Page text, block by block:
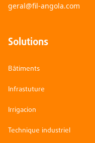
geral@fil-angola.com
Solutions
Bâtiments
Infrastuture
Irrigacion
Technique industriel